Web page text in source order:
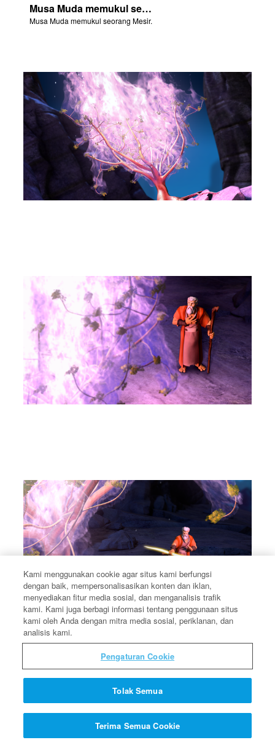
Musa Muda memukul seorang Mesir.
Musa Muda memukul seorang Mesir.
Kami menggunakan cookie agar situs kami berfungsi
dengan baik, mempersonalisasikan konten dan iklan,
menyediakan fitur media sosial, dan menganalisis trafik
kami. Kami juga berbagi informasi tentang penggunaan situs
kami oleh Anda dengan mitra media sosial, periklanan, dan
analisis kami.
Pengaturan Cookie
Tolak Semua
Terima Semua Cookie